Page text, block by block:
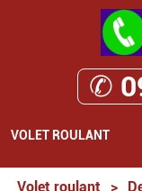
✆
VOLET ROULANT
Volet roulant >